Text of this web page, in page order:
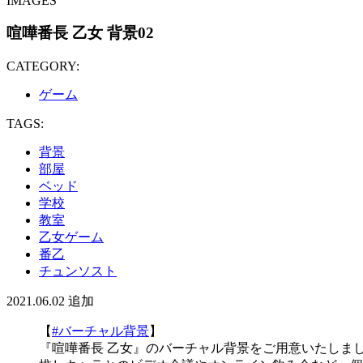
喧嘩番長 乙女 背景02
CATEGORY:
ゲーム
TAGS:
背景
部屋
ベッド
学校
教室
乙女ゲーム
番乙
チュンソスト
2021.06.02 追加
【#バーチャル背景】
『喧嘩番長 乙女』のバーチャル背景をご用意いたしま